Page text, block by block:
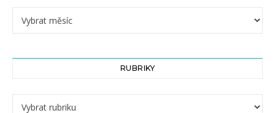
Archivy
RUBRIKY
Rubriky